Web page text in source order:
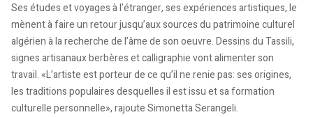
Ses études et voyages à l’étranger, ses expériences artistiques, le
mènent à faire un retour jusqu’aux sources du patrimoine culturel
algérien à la recherche de l’âme de son oeuvre. Dessins du Tassili,
signes artisanaux berbères et calligraphie vont alimenter son
travail. «L’artiste est porteur de ce qu’il ne renie pas: ses origines,
les traditions populaires desquelles il est issu et sa formation
culturelle personnelle», rajoute Simonetta Serangeli.